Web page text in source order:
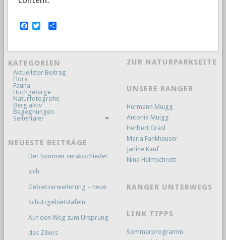
Facebook
TwitterEmpfehlen
KATEGORIEN
Aktuellster Beitrag
Flora
Fauna
Hochgebirge
Naturfotografie
Berg aktiv
Begegnungen
Seitentäler
NEUESTE BEITRÄGE
Der Sommer verabschiedet
sich
Gebietserweiterung – neue
Schutzgebietstafeln
Auf den Weg zum Ursprung
des Zillers
ZUR NATURPARKSEITE
UNSERE RANGER
Hermann Muigg
Antonia Muigg
Herbert Grasl
Maria Fankhauser
Janine Kauf
Nina Helmschrott
RANGER UNTERWEGS
LINK TIPPS
Sommerprogramm